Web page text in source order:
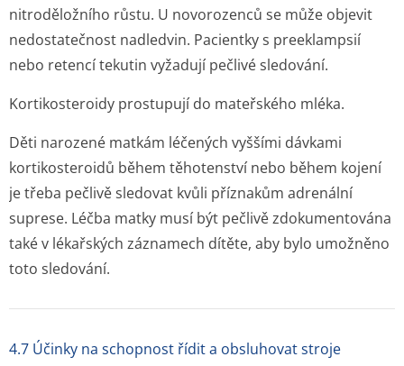
nitroděložního růstu. U novorozenců se může objevit
nedostatečnost nadledvin. Pacientky s preeklampsií
nebo retencí tekutin vyžadují pečlivé sledování.
Kortikosteroidy prostupují do mateřského mléka.
Děti narozené matkám léčených vyššími dávkami
kortikosteroidů během těhotenství nebo během kojení
je třeba pečlivě sledovat kvůli příznakům adrenální
suprese. Léčba matky musí být pečlivě zdokumentována
také v lékařských záznamech dítěte, aby bylo umožněno
toto sledování.
4.7 Účinky na schopnost řídit a obsluhovat stroje